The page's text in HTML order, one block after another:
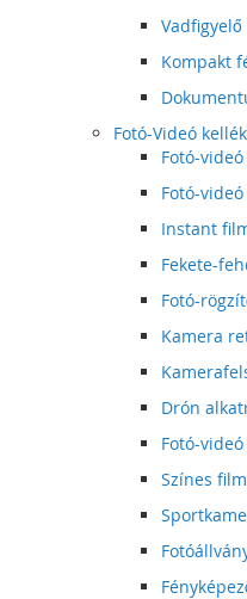
Kompakt
Fotó-Videó kellék
Fotó-
Fotó-
Instant
Fekete-
Fotó-
Kamera
Drón
Fotó-
Színes film